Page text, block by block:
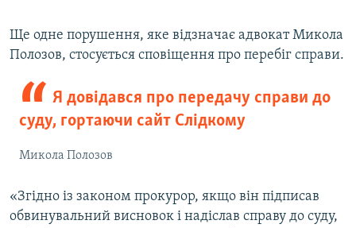
Ще одне порушення, яке відзначає адвокат Микола
Полозов, стосується сповіщення про перебіг справи.
Я довідався про передачу справи до
суду, гортаючи сайт Слідкому
Микола Полозов
«Згідно із законом прокурор, якщо він підписав
обвинувальний висновок і надіслав справу до суду,